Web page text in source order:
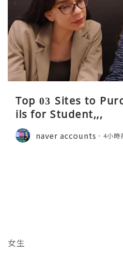
Top 03 Sites to
ils for Student,,,
naver accounts 4小時
女生